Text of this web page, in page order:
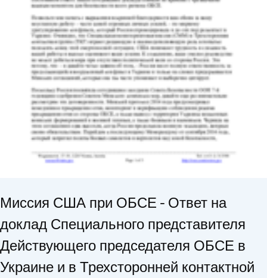
Миссия США при ОБСЕ - Ответ на
доклад Специального представителя
Действующего председателя ОБСЕ в
Украине и в Трехсторонней контактной